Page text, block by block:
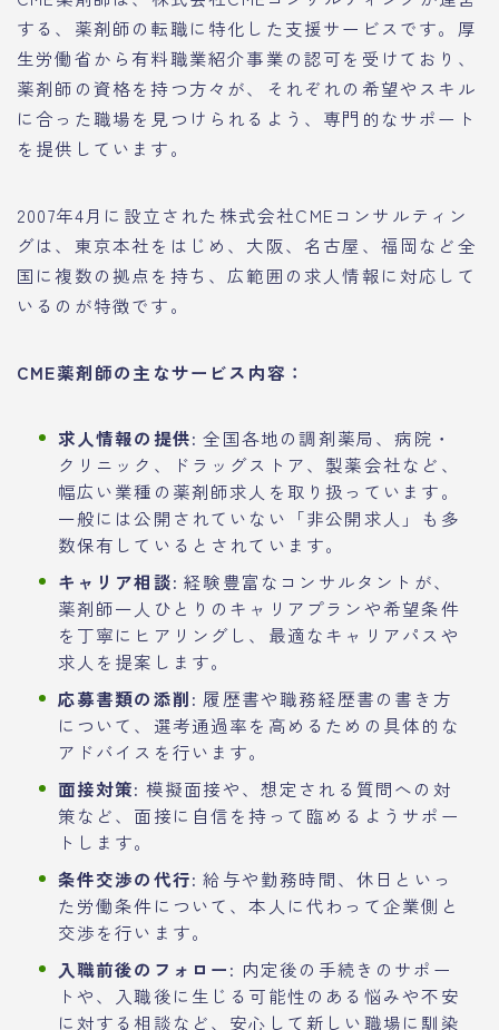
する、薬剤師の転職に特化した支援サービスです。厚
生労働省から有料職業紹介事業の認可を受けており、
薬剤師の資格を持つ方々が、それぞれの希望やスキル
に合った職場を見つけられるよう、専門的なサポート
を提供しています。
2007年4月に設立された株式会社CMEコンサルティン
グは、東京本社をはじめ、大阪、名古屋、福岡など全
国に複数の拠点を持ち、広範囲の求人情報に対応して
いるのが特徴です。
CME薬剤師の主なサービス内容：
求人情報の提供: 全国各地の調剤薬局、病院・
クリニック、ドラッグストア、製薬会社など、
幅広い業種の薬剤師求人を取り扱っています。
一般には公開されていない「非公開求人」も多
数保有しているとされています。
キャリア相談: 経験豊富なコンサルタントが、
薬剤師一人ひとりのキャリアプランや希望条件
を丁寧にヒアリングし、最適なキャリアパスや
求人を提案します。
応募書類の添削: 履歴書や職務経歴書の書き方
について、選考通過率を高めるための具体的な
アドバイスを行います。
面接対策: 模擬面接や、想定される質問への対
策など、面接に自信を持って臨めるようサポー
トします。
条件交渉の代行: 給与や勤務時間、休日といっ
た労働条件について、本人に代わって企業側と
交渉を行います。
入職前後のフォロー: 内定後の手続きのサポー
トや、入職後に生じる可能性のある悩みや不安
に対する相談など、安心して新しい職場に馴染